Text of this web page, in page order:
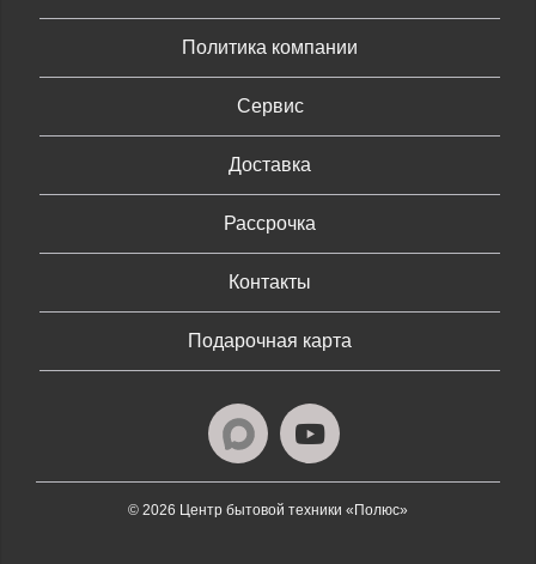
Политика компании
Сервис
Доставка
Рассрочка
Контакты
Подарочная карта
© 2026 Центр бытовой техники «Полюс»